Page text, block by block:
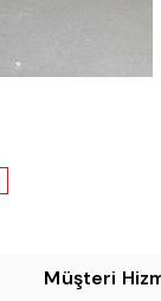
Müşteri